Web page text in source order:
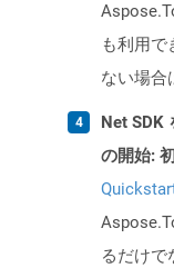
も利用で
ない場合
Net SDK
の開始:
るだけで